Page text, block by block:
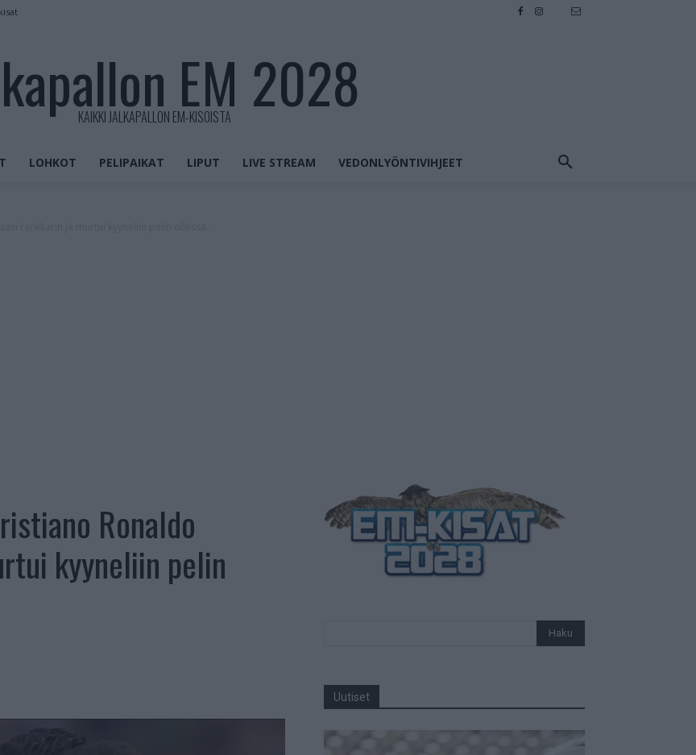
EM 2028
KAIKKI JALKAPALLON EM-KISOISTA
LOHKOT PELIPAIKAT LIPUT LIVE STREAM VEDONLYÖNTIVIHJEET
Ronaldo
kyyneliin pelin
Uutiset